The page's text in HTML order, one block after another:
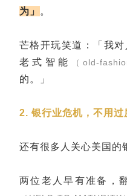
为」
。
芒格开玩笑道：「我对
老式智能
（old-
的。」
2. 银行业危机，不用过
还有很多人关心美国的
两位老人早有准备，